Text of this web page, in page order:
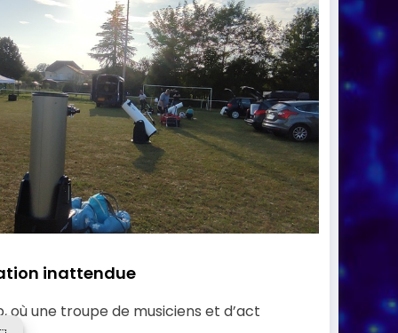
inattendue
où une troupe de musiciens et d’act